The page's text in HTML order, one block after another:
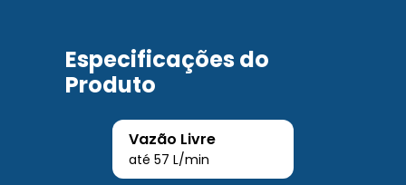
Especificações do
Produto
Vazão Livre
até 57 L/min